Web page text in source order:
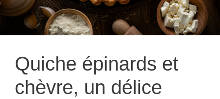
Quiche épinards et
chèvre, un délice